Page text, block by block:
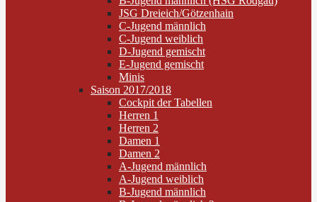
JSG Dreieich/Götzenhain
C-Jugend männlich
C-Jugend weiblich
D-Jugend gemischt
E-Jugend gemischt
Minis
Saison 2017/2018
Cockpit der Tabellen
Herren 1
Herren 2
Damen 1
Damen 2
A-Jugend männlich
A-Jugend weiblich
B-Jugend männlich